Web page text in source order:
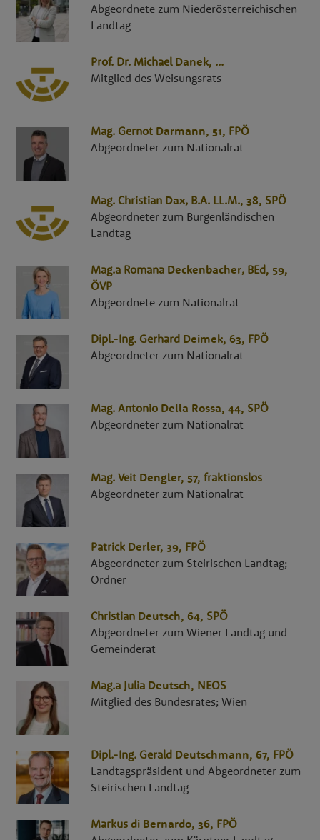
Abgeordnete zum Niederösterreichischen
Landtag
Prof. Dr. Michael Danek, ...
Mitglied des Weisungsrats
Mag. Gernot Darmann, 51, FPÖ
Abgeordneter zum Nationalrat
Mag. Christian Dax, B.A. LL.M., 38, SPÖ
Abgeordneter zum Burgenländischen
Landtag
Mag.a Romana Deckenbacher, BEd, 59,
ÖVP
Abgeordnete zum Nationalrat
Dipl.-Ing. Gerhard Deimek, 63, FPÖ
Abgeordneter zum Nationalrat
Mag. Antonio Della Rossa, 44, SPÖ
Abgeordneter zum Nationalrat
Mag. Veit Dengler, 57, fraktionslos
Abgeordneter zum Nationalrat
Patrick Derler, 39, FPÖ
Abgeordneter zum Steirischen Landtag;
Ordner
Christian Deutsch, 64, SPÖ
Abgeordneter zum Wiener Landtag und
Gemeinderat
Mag.a Julia Deutsch, NEOS
Mitglied des Bundesrates; Wien
Dipl.-Ing. Gerald Deutschmann, 67, FPÖ
Landtagspräsident und Abgeordneter zum
Steirischen Landtag
Markus di Bernardo, 36, FPÖ